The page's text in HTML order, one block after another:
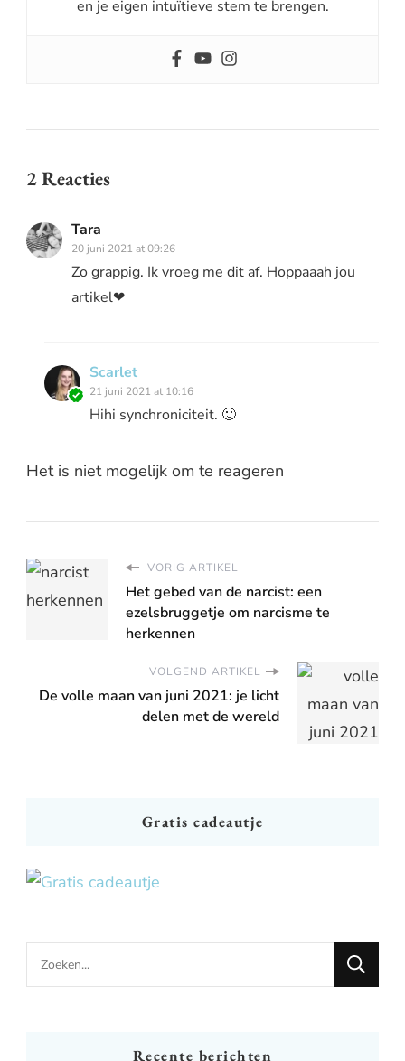
en je eigen intuïtieve stem te brengen.
2 Reacties
Tara
20 juni 2021 at 09:26
Zo grappig. Ik vroeg me dit af. Hoppaaah jou
artikel❤
Scarlet
21 juni 2021 at 10:16
Hihi synchroniciteit. 🙂
Het is niet mogelijk om te reageren
VORIG ARTIKEL
Het gebed van de narcist: een
ezelsbruggetje om narcisme te
herkennen
VOLGEND ARTIKEL
De volle maan van juni 2021: je licht
delen met de wereld
Gratis cadeautje
Looking
for
Recente berichten